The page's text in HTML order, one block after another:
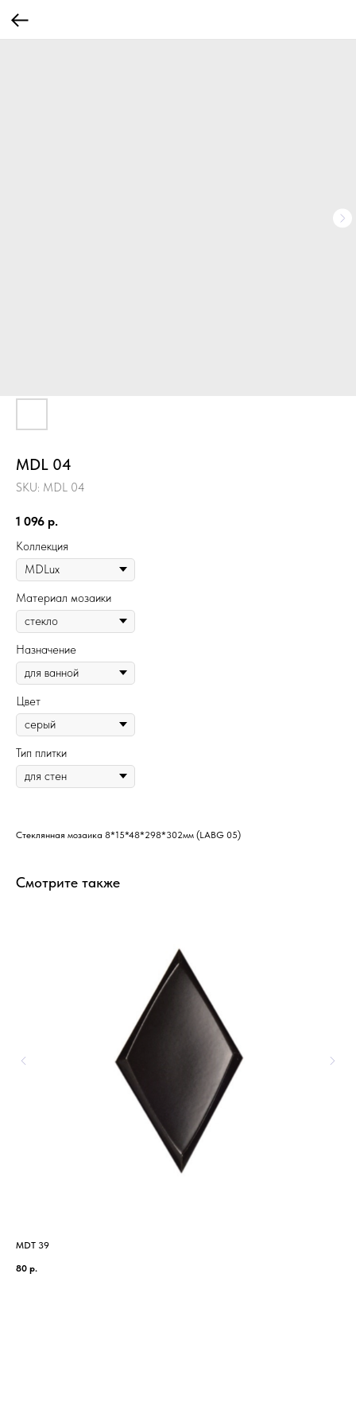
MDL 04
SKU: MDL 04
1 096 р.
Коллекция
Материал мозаики
Назначение
Цвет
Тип плитки
Стеклянная мозаика 8*15*48*298*302мм (LABG 05)
Смотрите также
MDT 39
80 р.